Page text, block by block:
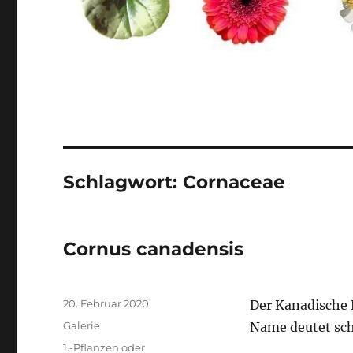
Schlagwort: Cornaceae
Cornus canadensis
Der
Name deutet
Veröffentlicht
am
20. Februar 2020
Format
Galerie
Kategorien
1.-Pflanzen oder